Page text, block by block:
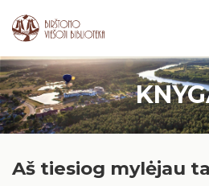
Portalas
Periodiniai leidiniai
Bibliografinė
spaudos straipsnių
Mokamos
Vykdomi projektai
Aš tiesiog mylėjau